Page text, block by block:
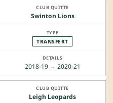
Swinton Lions
TRANSFERT
2018-19 → 2020-21
Leigh Leopards